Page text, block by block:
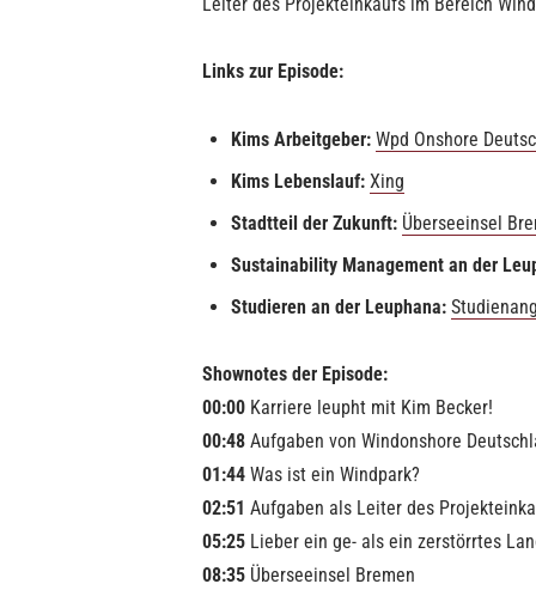
Links zur Episode:
Kims Arbeitgeber: Wpd Onshore
Kims Lebenslauf: Xing
Stadtteil der Zukunft: Überseeinsel
Sustainability Management an der
Studieren an der Leuphana:
Shownotes der Episode:
00:00 Karriere leupht mit Kim Becker!
00:48 Aufgaben von Windonshore
01:44 Was ist ein Windpark?
02:51 Aufgaben als Leiter des
05:25 Lieber ein ge- als ein zerstörrtes
08:35 Überseeinsel Bremen